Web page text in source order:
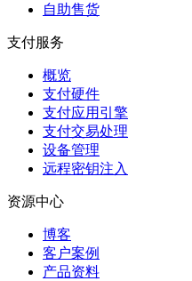
自助售货
支付服务
概览
支付硬件
支付应用引擎
支付交易处理
设备管理
远程密钥注入
资源中心
博客
客户案例
产品资料